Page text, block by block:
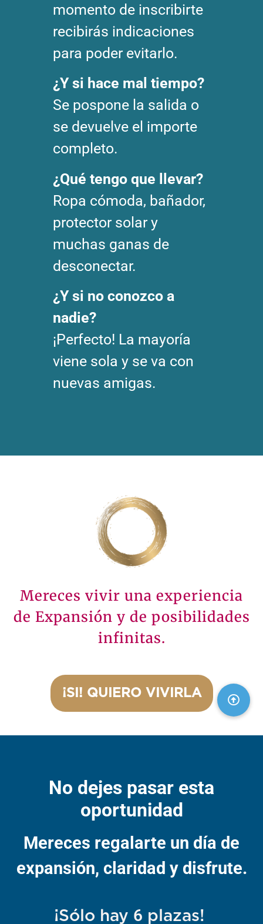
momento de inscribirte
recibirás indicaciones
para poder evitarlo.
¿Y si hace mal tiempo?
Se pospone la salida o
se devuelve el importe
completo.
¿Qué tengo que llevar?
Ropa cómoda, bañador,
protector solar y
muchas ganas de
desconectar.
¿Y si no conozco a
nadie?
¡Perfecto! La mayoría
viene sola y se va con
nuevas amigas.
Mereces vivir una experiencia
de Expansión y de posibilidades
infinitas.
¡SI! QUIERO VIVIRLA
No dejes pasar esta
oportunidad
Mereces regalarte un día de
expansión, claridad y disfrute.
¡Sólo hay 6 plazas!